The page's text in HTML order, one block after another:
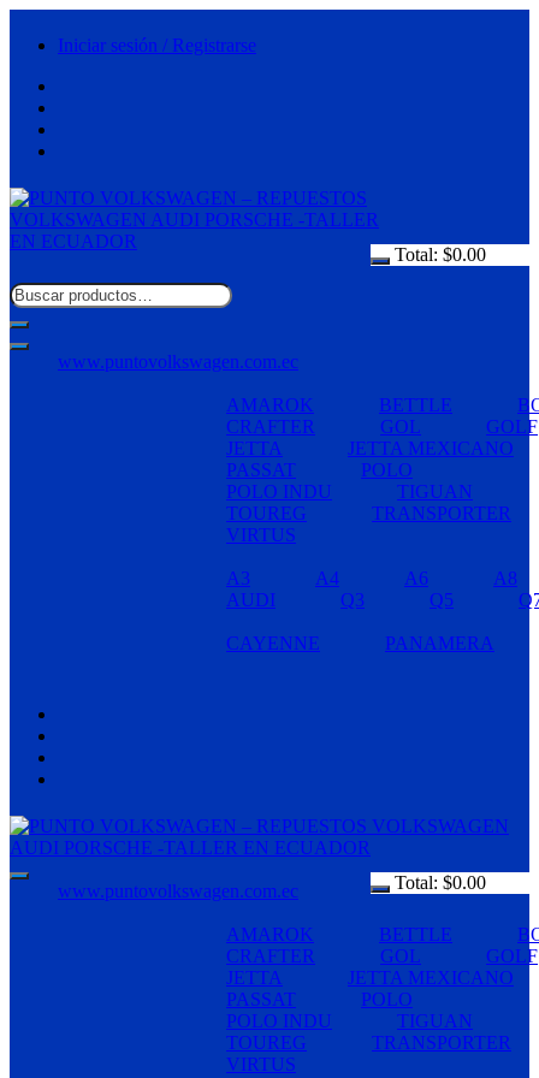
Iniciar sesión / Registrarse
Total: $0.00
www.puntovolkswagen.com.ec
AMAROK BETTLE
CRAFTER
GOL
GOLF
JETTA
JETTA MEXICANO
PASSAT
POLO
POLO INDU
TIGUAN
TOUREG
TRANSPORTER
VIRTUS
A3 A4 A6
A8
AUDI
Q3 Q5
CAYENNE PANAMERA
Total: $0.00
www.puntovolkswagen.com.ec
AMAROK BETTLE
CRAFTER
GOL
GOLF
JETTA
JETTA MEXICANO
PASSAT
POLO
POLO INDU
TIGUAN
TOUREG
TRANSPORTER
VIRTUS